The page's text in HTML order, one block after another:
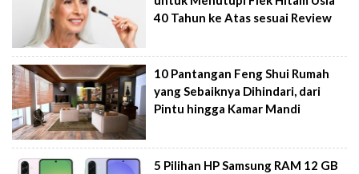
40 Tahun ke Atas sesuai Review
10 Pantangan Feng Shui Rumah
yang Sebaiknya Dihindari, dari
Pintu hingga Kamar Mandi
5 Pilihan HP Samsung RAM 12 GB